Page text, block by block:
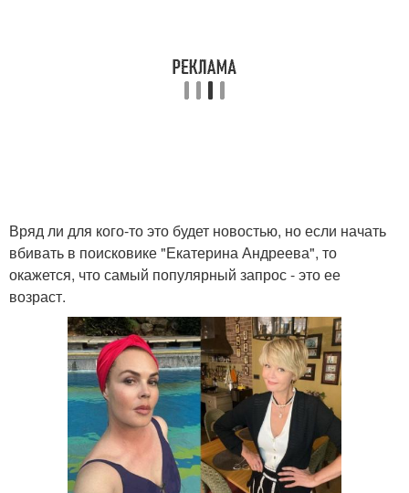
Вряд ли для кого-то это будет новостью, но если начать
вбивать в поисковике "Екатерина Андреева", то
окажется, что самый популярный запрос - это ее
возраст.